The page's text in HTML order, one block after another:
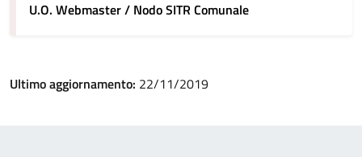
U.O. Webmaster / Nodo SITR Comunale
Ultimo aggiornamento: 22/11/2019